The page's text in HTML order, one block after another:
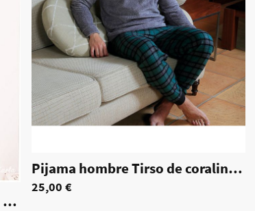
Pijama señora Corina de tejido coralina
Pijama hombre Tirso de coralina tallas grandes
25,00 €